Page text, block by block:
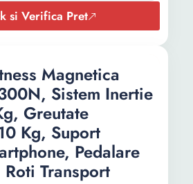
si Verifica Pret
Magnetica
Sistem Inertie
Greutate
Kg, Suport
Pedalare
Transport